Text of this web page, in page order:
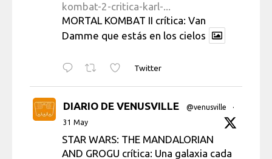
kombat-2-critica-karl-...
MORTAL KOMBAT II crítica: Van
Damme que estás en los cielos
Twitter
DIARIO DE VENUSVILLE @venusville
·
31 May
STAR WARS: THE MANDALORIAN
AND GROGU crítica: Una galaxia cada